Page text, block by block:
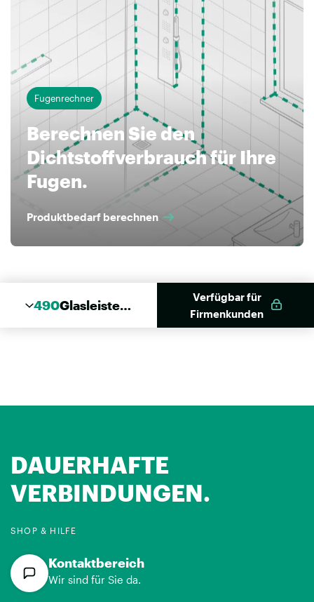
Fugenrechner
Berechnen Sie den
Dichtstoffverbrauch für Ihre
Fugen.
Produktbedarf berechnen
490Glasleisten
Verfügbar für
Firmenkunden
DAUERHAFTE
VERBINDUNGEN.
SHOP & HILFE
Kontaktbereich
Wir sind für Sie da.